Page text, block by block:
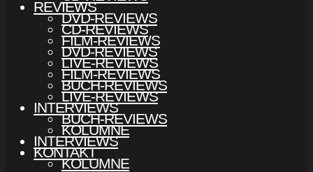
DVD-REVIEWS
FILM-REVIEWS
LIVE-REVIEWS
BUCH-REVIEWS
INTERVIEWS
KOLUMNE
KONTAKT
REVIEWS
CD-REVIEWS
DVD-REVIEWS
FILM-REVIEWS
LIVE-REVIEWS
BUCH-REVIEWS
INTERVIEWS
KOLUMNE